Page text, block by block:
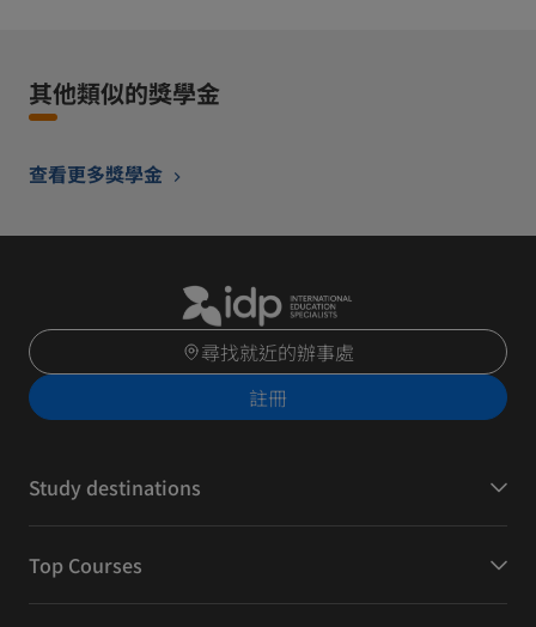
其他類似的獎學金
查看更多獎學金
尋找就近的辦事處
註冊
Study destinations
Top Courses